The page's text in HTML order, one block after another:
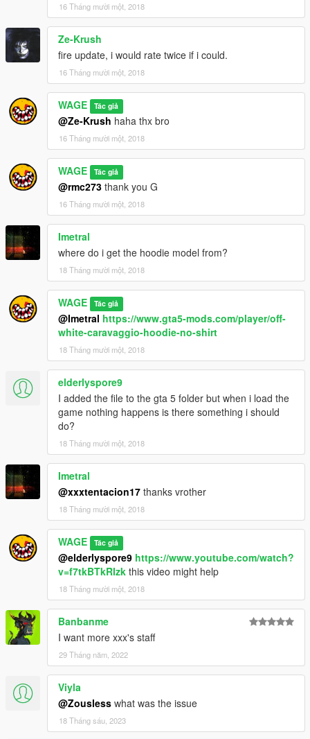
16 Tháng mười một, 2018
Ze-Krush
fire update, i would rate twice if i could.
16 Tháng mười một, 2018
WAGE Tác giả
@Ze-Krush haha thx bro
16 Tháng mười một, 2018
WAGE Tác giả
@rmc273 thank you G
16 Tháng mười một, 2018
Imetral
where do i get the hoodie model from?
18 Tháng mười một, 2018
WAGE Tác giả
@Imetral https://www.gta5-mods.com/player/off-
white-caravaggio-hoodie-no-shirt
18 Tháng mười một, 2018
elderlyspore9
I added the file to the gta 5 folder but when i load the
game nothing happens is there something i should
do?
18 Tháng mười một, 2018
Imetral
@xxxtentacion17 thanks vrother
18 Tháng mười một, 2018
WAGE Tác giả
@elderlyspore9 https://www.youtube.com/watch?
v=f7tkBTkRIzk this video might help
18 Tháng mười một, 2018
Banbanme
I want more xxx's staff
29 Tháng năm, 2022
Viyla
@Zousless what was the issue
18 Tháng sáu, 2023